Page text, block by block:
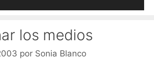
los medios
por Sonia Blanco